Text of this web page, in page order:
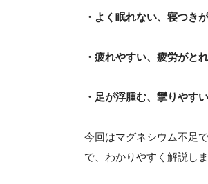
・よく眠れない、寝つき
・疲れやすい、疲労がと
・足が浮腫む、攣りやすい
今回はマグネシウム不足
で、わかりやすく解説しま